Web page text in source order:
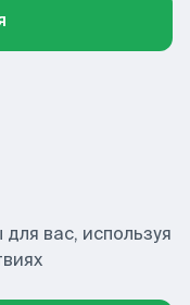
вас, используя